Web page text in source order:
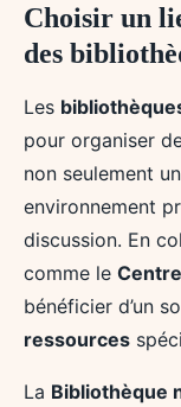
Choisir un
des
Les
pour organiser
non seulement
environnement
discussion. En
comme le
bénéficier d’un
ressources
La Bibliothèque